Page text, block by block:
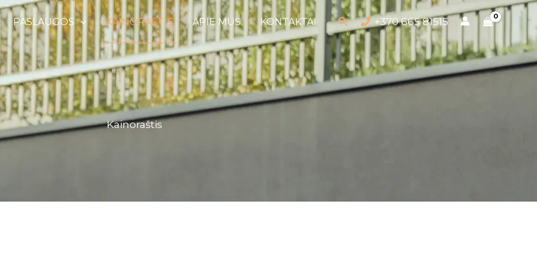
PASLAUGOS KAINORAŠTIS APIE MUS KONTAKTAI Paieška+370 665 81515
Kainoraštis